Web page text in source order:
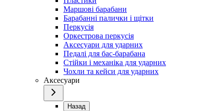
Маршові барабани
Барабанні палички і щітки
Перкусія
Оркестрова перкусія
Аксесуари для ударних
Педалі для бас-барабана
Стійки і механіка для ударних
Чохли та кейси для ударних
Аксесуари
Назад